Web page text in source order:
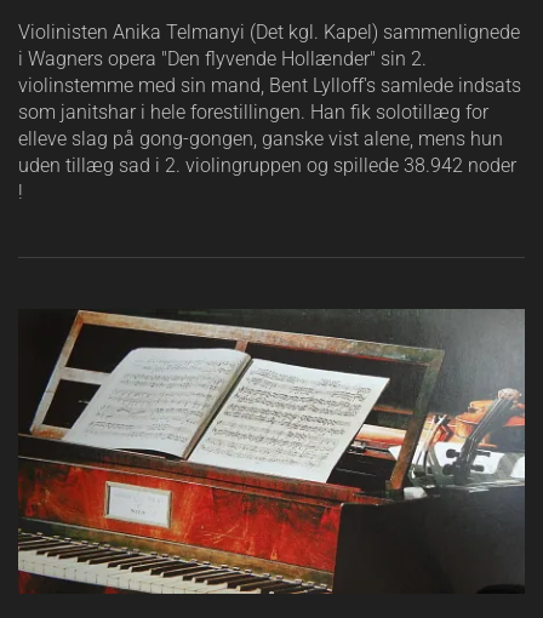
Violinisten Anika Telmanyi (Det kgl. Kapel) sammenlignede
i Wagners opera "Den flyvende Hollænder" sin 2.
violinstemme med sin mand, Bent Lylloff's samlede indsats
som janitshar i hele forestillingen. Han fik solotillæg for
elleve slag på gong-gongen, ganske vist alene, mens hun
uden tillæg sad i 2. violingruppen og spillede 38.942 noder
!